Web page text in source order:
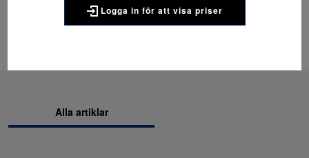
Alla artiklar
Logga in för att visa priser